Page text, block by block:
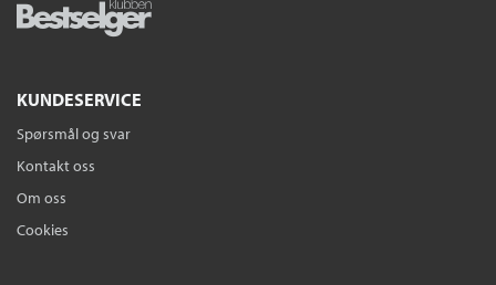
KUNDESERVICE
Spørsmål og svar
Kontakt oss
Om oss
Cookies